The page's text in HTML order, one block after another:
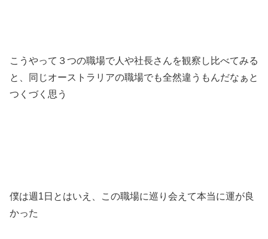
こうやって３つの職場で人や社長さんを観察し比べてみる
と、同じオーストラリアの職場でも全然違うもんだなぁと
つくづく思う
僕は週1日とはいえ、この職場に巡り会えて本当に運が良
かった